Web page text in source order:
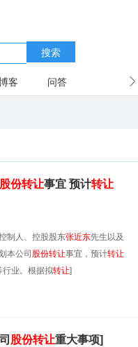
搜索
客 问答
股份转让事宜 预计转让
制人、控股股东张近东先生以及
本公司 股份转让事宜，预计转让
行业。根据拟转让]
股份转让重大事项]